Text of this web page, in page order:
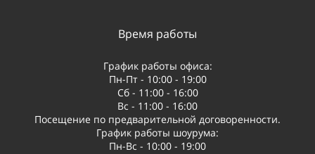
Время работы
График работы офиса:
Пн-Пт - 10:00 - 19:00
Сб - 11:00 - 16:00
Вс - 11:00 - 16:00
Посещение по предварительной договоренности.
График работы шоурума:
Пн-Вс - 10:00 - 19:00